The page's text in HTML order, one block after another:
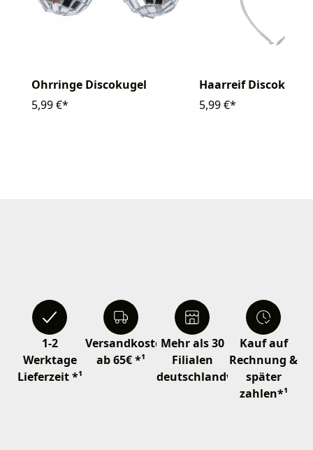
Ohrringe Discokugel
5,99 €*
Haarreif Discokugel
5,99 €*
1-2
Werktage
Lieferzeit *¹
Versandkostenfrei
ab 65€ *¹
Mehr als 30
Filialen
deutschlandweit
Kauf auf
Rechnung &
später
zahlen*¹